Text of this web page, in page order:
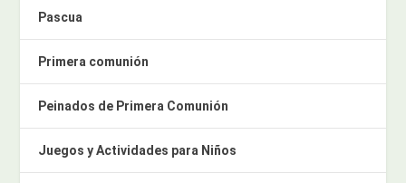
Pascua
Primera comunión
Peinados de Primera Comunión
Juegos y Actividades para Niños